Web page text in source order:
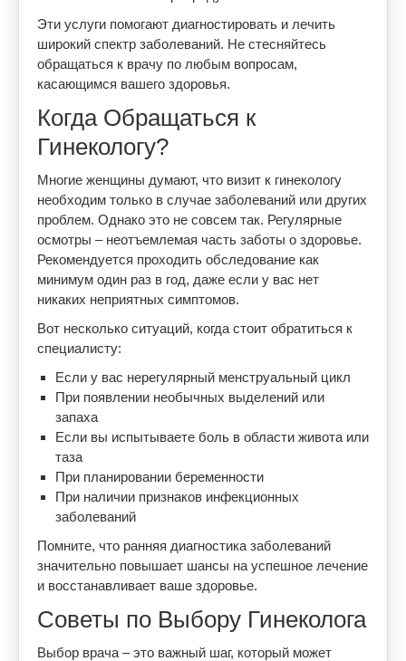
Эти услуги помогают диагностировать и лечить
широкий спектр заболеваний. Не стесняйтесь
обращаться к врачу по любым вопросам,
касающимся вашего здоровья.
Когда Обращаться к
Гинекологу?
Многие женщины думают, что визит к гинекологу
необходим только в случае заболеваний или других
проблем. Однако это не совсем так. Регулярные
осмотры – неотъемлемая часть заботы о здоровье.
Рекомендуется проходить обследование как
минимум один раз в год, даже если у вас нет
никаких неприятных симптомов.
Вот несколько ситуаций, когда стоит обратиться к
специалисту:
Если у вас нерегулярный менструальный цикл
При появлении необычных выделений или
запаха
Если вы испытываете боль в области живота или
таза
При планировании беременности
При наличии признаков инфекционных
заболеваний
Помните, что ранняя диагностика заболеваний
значительно повышает шансы на успешное лечение
и восстанавливает ваше здоровье.
Советы по Выбору Гинеколога
Выбор врача – это важный шаг, который может